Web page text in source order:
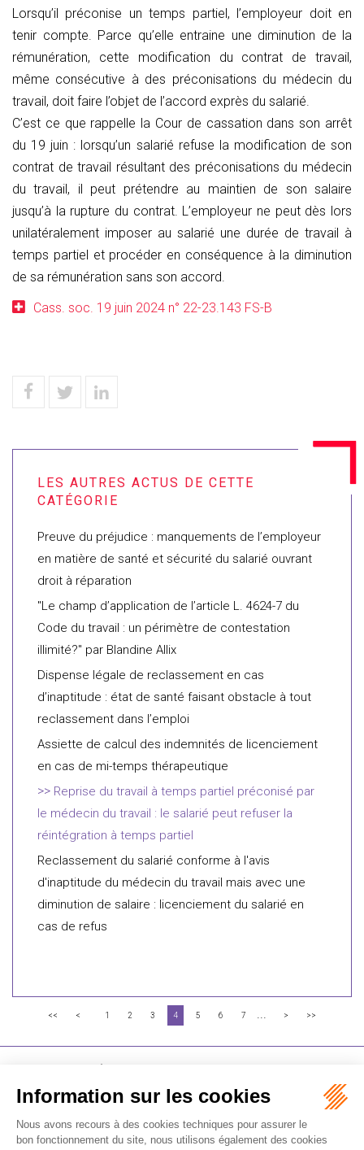
Lorsqu’il préconise un temps partiel, l’employeur doit en
tenir compte. Parce qu’elle entraine une diminution de la
rémunération, cette modification du contrat de travail,
même consécutive à des préconisations du médecin du
travail, doit faire l’objet de l’accord exprès du salarié.
C’est ce que rappelle la Cour de cassation dans son arrêt
du 19 juin : lorsqu’un salarié refuse la modification de son
contrat de travail résultant des préconisations du médecin
du travail, il peut prétendre au maintien de son salaire
jusqu’à la rupture du contrat. L’employeur ne peut dès lors
unilatéralement imposer au salarié une durée de travail à
temps partiel et procéder en conséquence à la diminution
de sa rémunération sans son accord.
Cass. soc. 19 juin 2024 n° 22-23.143 FS-B
Preuve du préjudice : manquements de l’employeur
en matière de santé et sécurité du salarié ouvrant
droit à réparation
"Le champ d’application de l’article L. 4624-7 du
Code du travail : un périmètre de contestation
illimité?" par Blandine Allix
Dispense légale de reclassement en cas
d’inaptitude : état de santé faisant obstacle à tout
reclassement dans l’emploi
Assiette de calcul des indemnités de licenciement
en cas de mi-temps thérapeutique
Reprise du travail à temps partiel préconisé par
le médecin du travail : le salarié peut refuser la
réintégration à temps partiel
Reclassement du salarié conforme à l'avis
d'inaptitude du médecin du travail mais avec une
diminution de salaire : licenciement du salarié en
cas de refus
<< < 1 2 3 4 5 6 7 ... > >>
16-18 Rue du 4 Septembre - 75002 Paris
Contactez-nous